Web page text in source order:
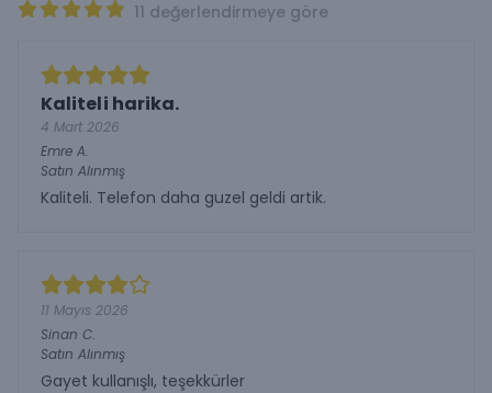
11 değerlendirmeye göre
Kaliteli harika.
4 Mart 2026
Emre A.
Satın Alınmış
Kaliteli. Telefon daha guzel geldi artik.
11 Mayıs 2026
Sinan C.
Satın Alınmış
Gayet kullanışlı, teşekkürler